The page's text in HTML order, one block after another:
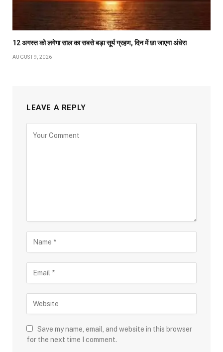
12 अगस्त को लगेगा साल का सबसे बड़ा सूर्य ग्रहण, दिन में छा जाएगा अंधेरा
AUGUST 9, 2026
LEAVE A REPLY
Save my name, email, and website in this browser
for the next time I comment.